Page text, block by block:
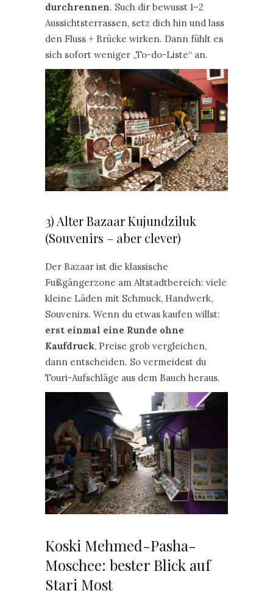
durchrennen. Such dir bewusst 1–2
Aussichtsterrassen, setz dich hin und lass
den Fluss + Brücke wirken. Dann fühlt es
sich sofort weniger „To-do-Liste“ an.
3) Alter Bazaar Kujundziluk
(Souvenirs – aber clever)
Der Bazaar ist die klassische
Fußgängerzone am Altstadtbereich: viele
kleine Läden mit Schmuck, Handwerk,
Souvenirs. Wenn du etwas kaufen willst:
erst einmal eine Runde ohne
Kaufdruck, Preise grob vergleichen,
dann entscheiden. So vermeidest du
Touri-Aufschläge aus dem Bauch heraus.
Koski Mehmed-Pasha-
Moschee: bester Blick auf
Stari Most